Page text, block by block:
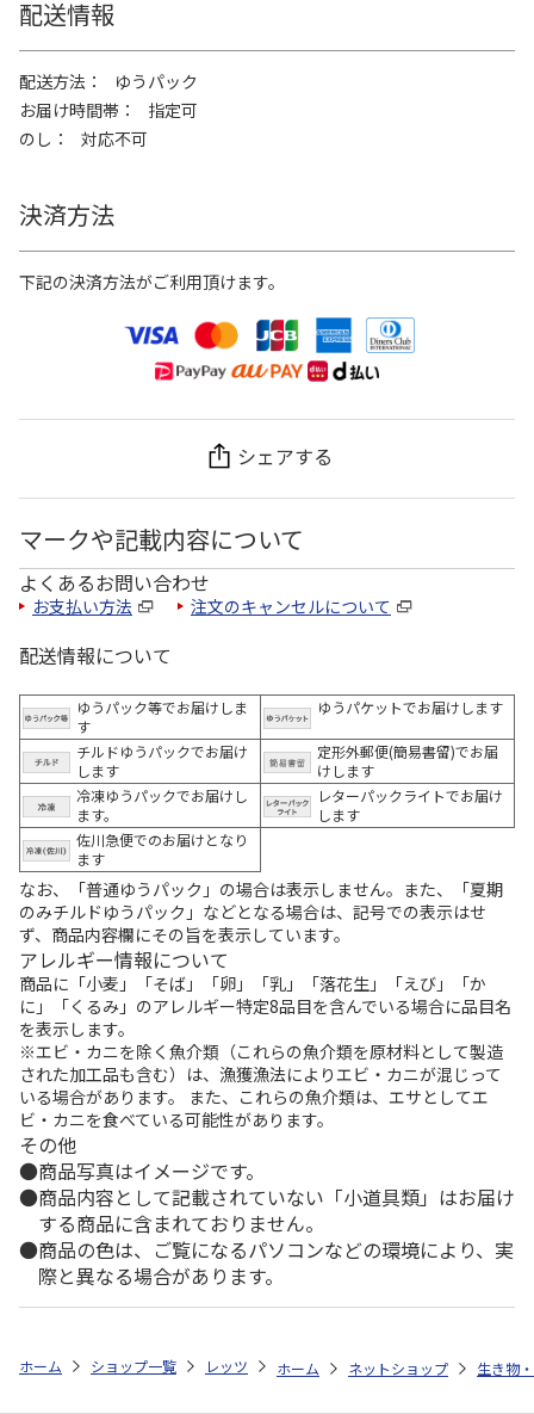
配送情報
配送方法
ゆうパック
お届け時間帯
指定可
のし
対応不可
決済方法
下記の決済方法がご利用頂けます。
シェアする
マークや記載内容について
よくあるお問い合わせ
お支払い方法 注文のキャンセルについて
配送情報について
ゆうパック等でお届けしま
す
ゆうパケットでお届けします
チルドゆうパックでお届け
します
定形外郵便(簡易書留)でお届
けします
冷凍ゆうパックでお届けし
ます。
レターパックライトでお届け
します
佐川急便でのお届けとなり
ます
なお、「普通ゆうパック」の場合は表示しません。また、「夏期
のみチルドゆうパック」などとなる場合は、記号での表示はせ
ず、商品内容欄にその旨を表示しています。
アレルギー情報について
商品に「小麦」「そば」「卵」「乳」「落花生」「えび」「か
に」「くるみ」のアレルギー特定8品目を含んでいる場合に品目名
を表示します。
※エビ・カニを除く魚介類（これらの魚介類を原材料として製造
された加工品も含む）は、漁獲漁法によりエビ・カニが混じって
いる場合があります。 また、これらの魚介類は、エサとしてエ
ビ・カニを食べている可能性があります。
その他
商品写真はイメージです。
商品内容として記載されていない「小道具類」はお届け
する商品に含まれておりません。
商品の色は、ご覧になるパソコンなどの環境により、実
際と異なる場合があります。
ホーム ショップ一覧 レッツ 2026 MLB オールスターゲーム 開催記
ホーム ネットショップ 生き物